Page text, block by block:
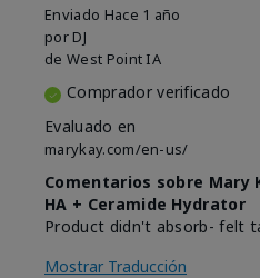
Enviado Hace 1 año
por DJ
de West Point IA
Comprador verificado
Evaluado en
marykay.com/en-us/
Comentarios sobre Mary
HA + Ceramide Hydrator
Product didn't absorb- felt
Mostrar Traducción